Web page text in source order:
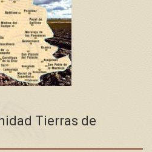
Tierras de